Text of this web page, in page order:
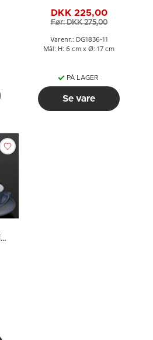
3562), Bing & Grøndahl
DKK 225,00
Før: DKK 275,00
Varenr.: DG1836-11
Mål: H: 6 cm x Ø: 17 cm
PÅ LAGER
Se vare